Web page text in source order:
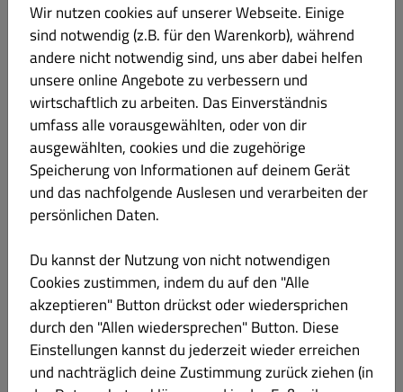
15% Rabattcode auf deine gesamte
Bestellung!
Nutze den Code "PIZZA7000" und spare -15% auf deine
gesamte Bestellung!
Code: PIZZA7000
Alle Gutscheine anzeigen
Plant-Based Gerichte Alles Beliebte Gerichte
Es wurde kein Menü-Element in dieser Kategorie gefunden.
Wir nutzen cookies auf unserer Webseite. Einige
sind notwendig (z.B. für den Warenkorb), während
andere nicht notwendig sind, uns aber dabei helfen
unsere online Angebote zu verbessern und
wirtschaftlich zu arbeiten. Das Einverständnis
umfass alle vorausgewählten, oder von dir
ausgewählten, cookies und die zugehörige
Speicherung von Informationen auf deinem Gerät
und das nachfolgende Auslesen und verarbeiten der
persönlichen Daten.
Du kannst der Nutzung von nicht notwendigen
Cookies zustimmen, indem du auf den "Alle
akzeptieren" Button drückst oder wiedersprichen
durch den "Allen wiedersprechen" Button. Diese
Einstellungen kannst du jederzeit wieder erreichen
und nachträglich deine Zustimmung zurück ziehen (in